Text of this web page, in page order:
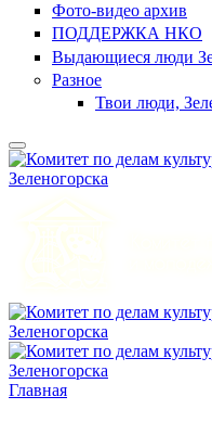
Фото-видео архив
ПОДДЕРЖКА НКО
Выдающиеся люди
Разное
Твои люди,
Главная